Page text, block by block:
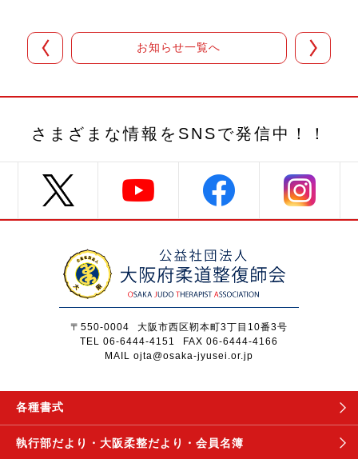
お知らせ一覧へ
さまざまな情報を SNSで発信中！！
〒550-0004
大阪市西区靭本町3丁目10番3号
TEL 06-6444-4151
FAX 06-6444-4166
MAIL ojta@osaka-jyusei.or.jp
各種書式
執行部だより・ 大阪柔整だより・ 会員名簿